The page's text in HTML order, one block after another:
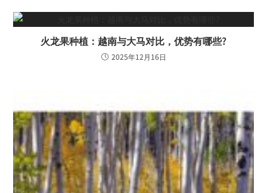
火龙果种植：越南与大马对比，优势有哪些?
2025年12月16日